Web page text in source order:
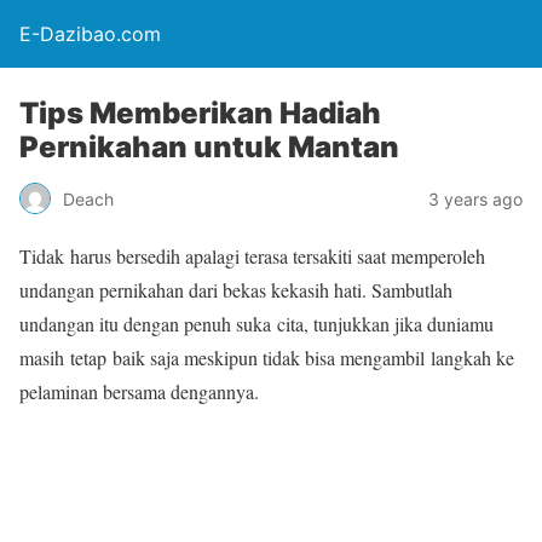
E-Dazibao.com
Tips Memberikan Hadiah
Pernikahan untuk Mantan
Deach 3 years ago
Tidak harus bersedih apalagi terasa tersakiti saat memperoleh
undangan pernikahan dari bekas kekasih hati. Sambutlah
undangan itu dengan penuh suka cita, tunjukkan jika duniamu
masih tetap baik saja meskipun tidak bisa mengambil langkah ke
pelaminan bersama dengannya.